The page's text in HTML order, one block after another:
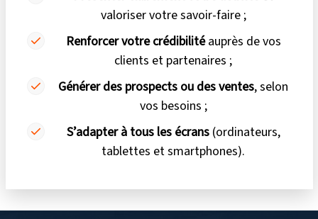
valoriser votre savoir-faire ;
Renforcer votre crédibilitéauprès de vos
clients et partenaires ;
Générer des prospects ou des ventes, selon
vos besoins ;
S’adapter à tous les écrans(ordinateurs,
tablettes et smartphones).